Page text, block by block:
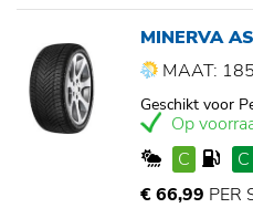
MINERVA
MAAT:
Geschikt voor
Op
C
C
€ 66,99 PER